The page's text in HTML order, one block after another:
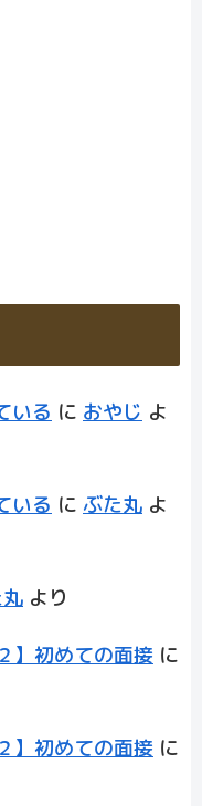
いる に おやじ よ
いる に ぶた丸 よ
より
】初めての面接 に
】初めての面接 に